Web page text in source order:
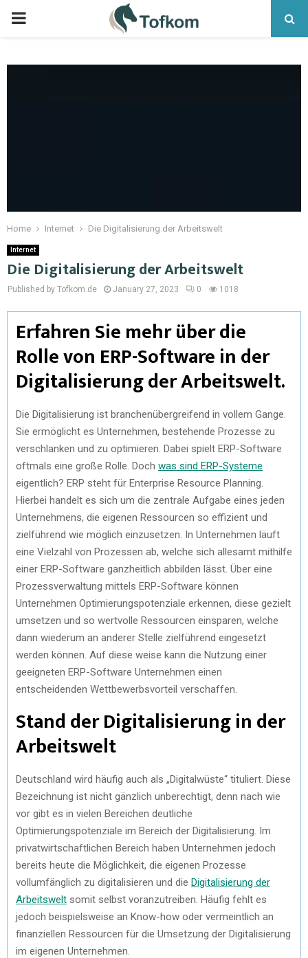
Home Internet Die Digitalisierung der Arbeitswelt
Internet
Die Digitalisierung der Arbeitswelt
Published by Tofkom.de January 27, 2023 0 1018
Erfahren Sie mehr über die
Rolle von ERP-Software in der
Digitalisierung der Arbeitswelt.
Die Digitalisierung ist branchenübergreifend in vollem Gange.
Sie ermöglicht es Unternehmen, bestehende Prozesse zu
verschlanken und zu optimieren. Dabei spielt ERP-Software
oftmals eine große Rolle. Doch was sind ERP-Systeme
eigentlich? ERP steht für Enterprise Resource Planning.
Hierbei handelt es sich um die zentrale Aufgabe eines jeden
Unternehmens, die eigenen Ressourcen so effizient und
zielführend wie möglich einzusetzen. In Unternehmen läuft
eine Vielzahl von Prozessen ab, welche sich allesamt mithilfe
einer ERP-Software ganzheitlich abbilden lässt. Über eine
Prozessverwaltung mittels ERP-Software können
Unternehmen Optimierungspotenziale erkennen, diese gezielt
umsetzen und so wertvolle Ressourcen einsparen, welche
dann wiederum an anderer Stelle zielführend eingesetzt
werden können. Auf diese weise kann die Nutzung einer
geeigneten ERP-Software Unternehmen einen
entscheidenden Wettbewerbsvorteil verschaffen.
Stand der Digitalisierung in der
Arbeitswelt
Deutschland wird häufig auch als „Digitalwüste“ tituliert. Diese
Bezeichnung ist nicht gänzlich unberechtigt, denn nach wie
vor gibt es in vielen Bereichen deutliche
Optimierungspotenziale im Bereich der Digitalisierung. Im
privatwirtschaftlichen Bereich haben Unternehmen jedoch
bereits heute die Möglichkeit, die eigenen Prozesse
vollumfänglich zu digitalisieren und die Digitalisierung der
Arbeitswelt somit selbst voranzutreiben. Häufig fehlt es
jedoch beispielsweise an Know-how oder vermeintlich an
finanziellen Ressourcen für die Umsetzung der Digitalisierung
im eigenen Unternehmen.